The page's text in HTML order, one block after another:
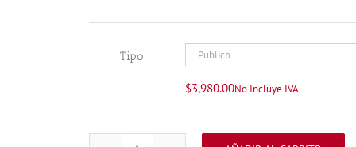
Tipo
$3,980.00No Incluye IVA